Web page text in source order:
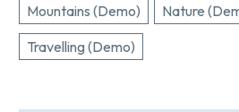
Mountains (Demo)
Nature
Travelling (Demo)